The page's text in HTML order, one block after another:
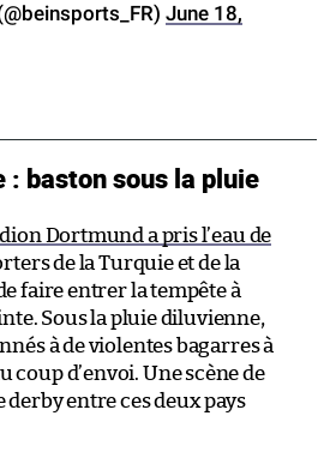
June 18,
: baston sous la pluie
Dortmund a pris l’eau de
de la Turquie et de la
faire entrer la tempête à
Sous la pluie diluvienne,
à de violentes bagarres à
coup d’envoi. Une scène de
entre ces deux pays